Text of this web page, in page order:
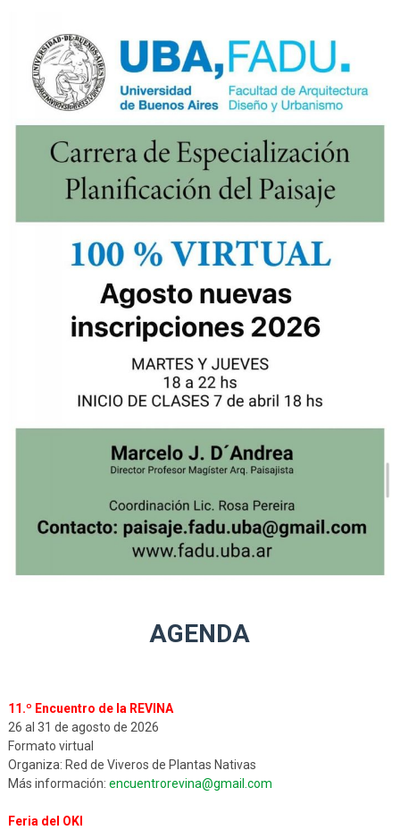
AGENDA
11.º Encuentro de la REVINA
26 al 31 de agosto de 2026
Formato virtual
Organiza: Red de Viveros de Plantas Nativas
Más información: encuentrorevina@gmail.com
Feria del OKI